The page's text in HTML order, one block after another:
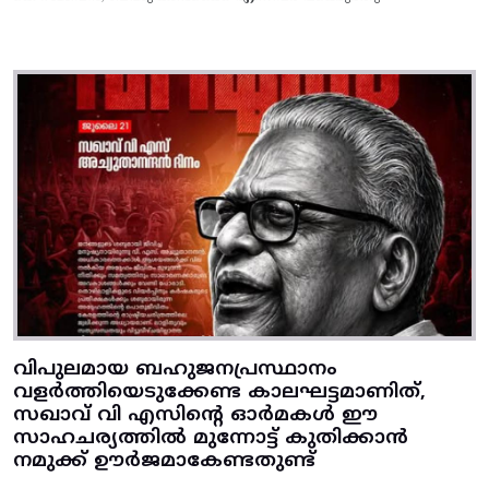
വിപുലമായ ബഹുജനപ്രസ്ഥാനം
വളർത്തിയെടുക്കേണ്ട കാലഘട്ടമാണിത്,
സഖാവ് വി എസിന്റെ ഓർമകൾ ഈ
സാഹചര്യത്തിൽ മുന്നോട്ട്‌ കുതിക്കാൻ
നമുക്ക് ഊർജമാകേണ്ടതുണ്ട്